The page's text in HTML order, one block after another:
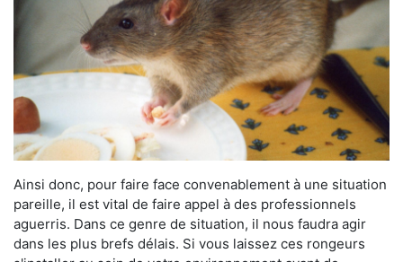
Ainsi donc, pour faire face convenablement à une situation
pareille, il est vital de faire appel à des professionnels
aguerris. Dans ce genre de situation, il nous faudra agir
dans les plus brefs délais. Si vous laissez ces rongeurs